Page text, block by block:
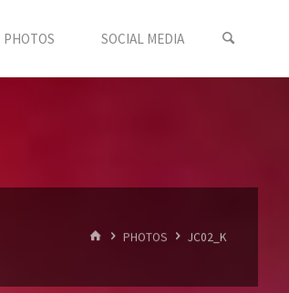
PHOTOS SOCIAL MEDIA
STARTPHOTOS JC02_K